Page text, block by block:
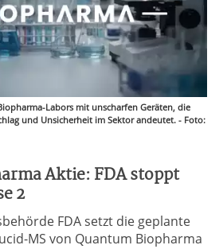
Labors mit unscharfen Geräten, die
und Unsicherheit im Sektor andeutet. - Foto:
Aktie: FDA stoppt
2
FDA setzt die geplante
MS von Quantum Biopharma